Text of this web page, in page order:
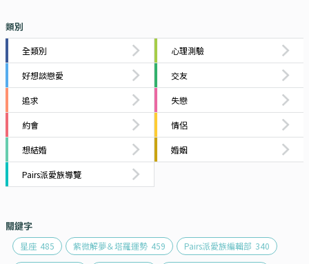
類別
全類別 心理測驗
好想談戀愛 交友
追求 失戀
約會 情侶
想結婚 婚姻
Pairs派愛族導覽
關鍵字
星座 485 紫微解夢＆塔羅運勢 459 Pairs派愛族編輯部 340